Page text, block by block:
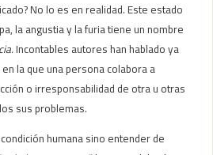
No lo es en realidad. Este estado
la angustia y la furia tiene un nombre
Incontables autores han hablado ya
la que una persona colabora a
o irresponsabilidad de otra u otras
sus problemas.
humana sino entender de